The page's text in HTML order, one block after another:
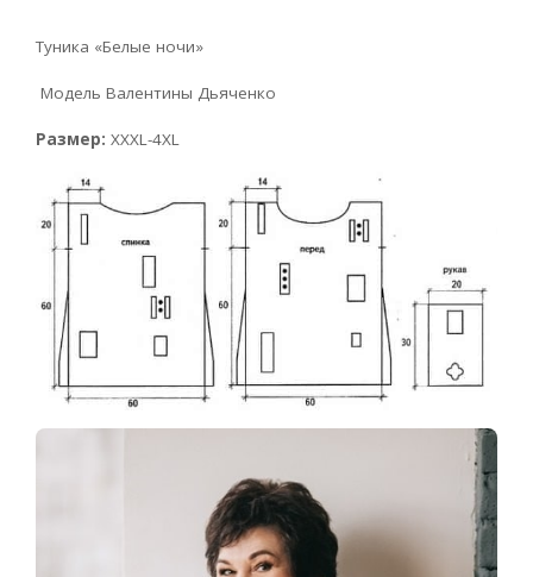
Туника «Белые ночи»
Модель Валентины Дьяченко
Размер: XXXL-4XL